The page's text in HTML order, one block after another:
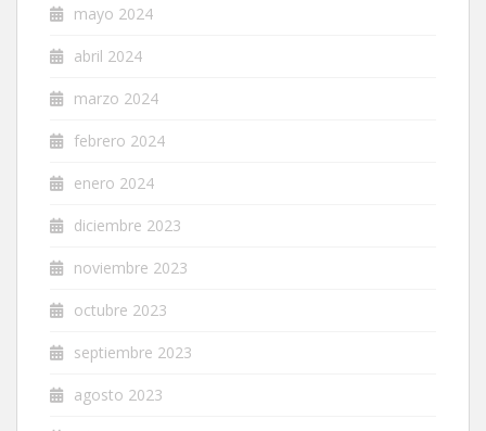
mayo 2024
abril 2024
marzo 2024
febrero 2024
enero 2024
diciembre 2023
noviembre 2023
octubre 2023
septiembre 2023
agosto 2023